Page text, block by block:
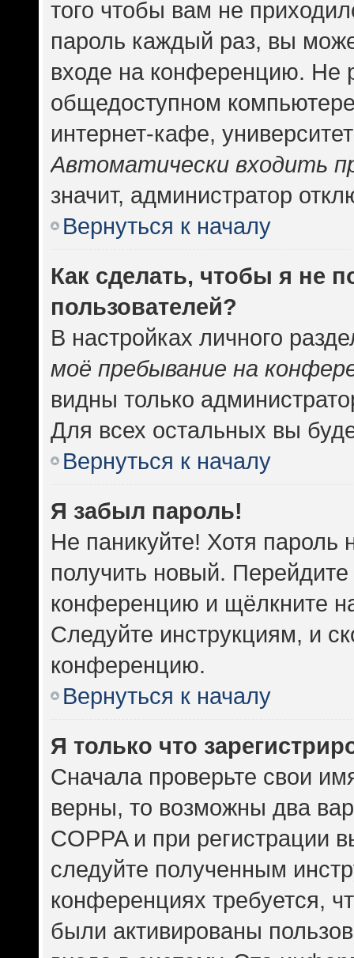
того чтобы вам не
пароль каждый раз, вы
входе на конференцию. Не
общедоступном
интернет-кафе,
Автоматически входить
значит, администратор
Вернуться к началу
Как сделать, чтобы я не
пользователей?
В настройках личного
моё пребывание на
видны только
Для всех остальных вы
Вернуться к началу
Я забыл пароль!
Не паникуйте! Хотя пароль
получить новый.
конференцию и щёлкните
Следуйте инструкциям, и
конференцию.
Вернуться к началу
Я только что
Сначала проверьте свои
верны, то возможны два
COPPA и при регистрации
следуйте полученным
конференциях требуется,
были активированы